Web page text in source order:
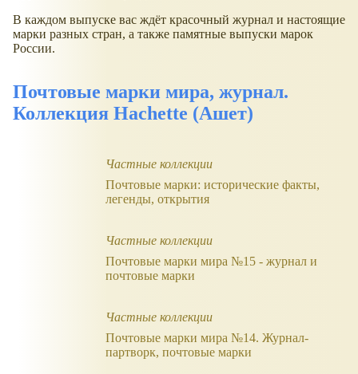
В каждом выпуске вас ждёт красочный журнал и настоящие
марки разных стран, а также памятные выпуски марок
России.
Почтовые марки мира, журнал.
Коллекция Hachette (Ашет)
Частные коллекции
Почтовые марки: исторические факты,
легенды, открытия
Частные коллекции
Почтовые марки мира №15 - журнал и
почтовые марки
Частные коллекции
Почтовые марки мира №14. Журнал-
партворк, почтовые марки